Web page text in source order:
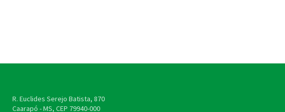
R. Euclides Serejo Batista, 870
Caarapó - MS, CEP 79940-000